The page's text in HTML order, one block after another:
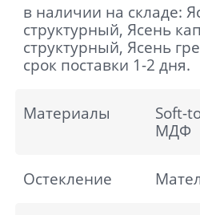
в наличии на складе:
структурный, Ясень
структурный, Ясень
срок поставки 1-2 дня.
Материалы
Soft-
МДФ
Остекление